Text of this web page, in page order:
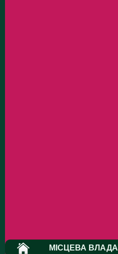
МІСЦЕВА ВЛАДА